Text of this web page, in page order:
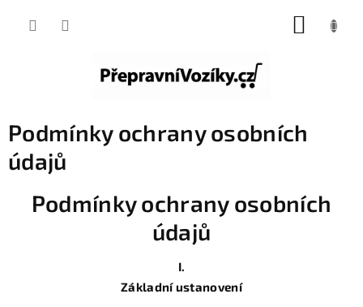
Podmínky ochrany osobních
údajů
Podmínky ochrany osobních
údajů
I.
Základní ustanovení